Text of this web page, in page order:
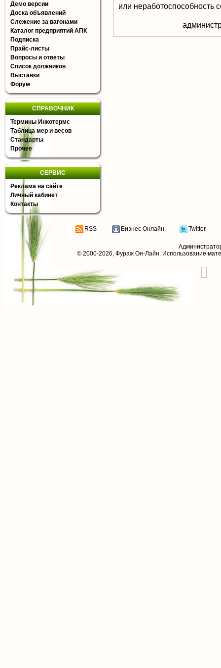
Демо версии
Доска объявлений
Слежение за вагонами
Каталог предприятий АПК
Подписка
Прайс-листы
Вопросы и ответы
Список должников
Выставки
Форум
СПРАВОЧНИК
Термины Инкотермс
Таблица мер и весов
Стандарты
Прочее
СЕРВИС
Реклама на сайте
Личный кабинет
Контакты
или неработоспособность
RSS Бизнес Онлайн Twitter
© 2000-2026, Фураж Он-Лайн. Использование